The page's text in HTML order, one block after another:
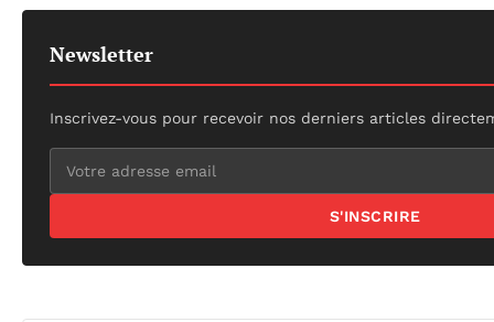
Newsletter
Inscrivez-vous pour recevoir nos derniers articles
S'INSCRIRE